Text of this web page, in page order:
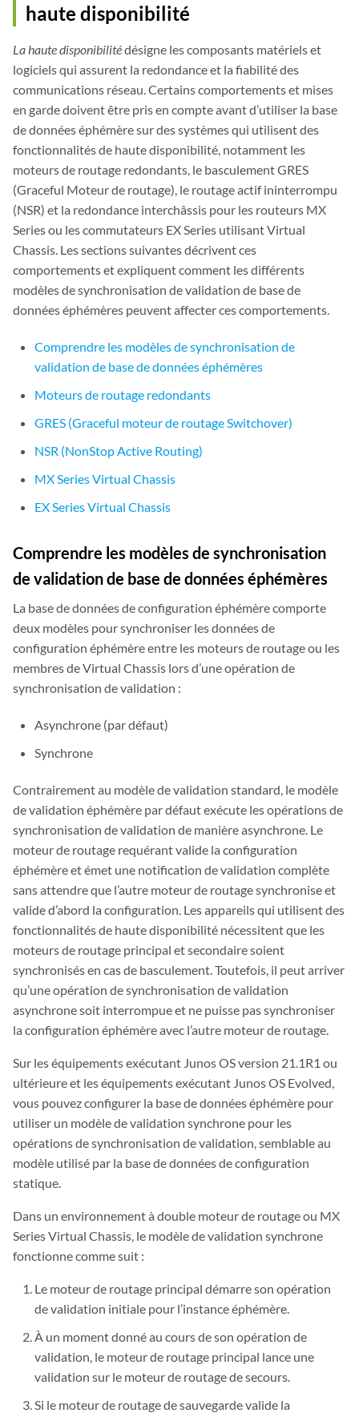
haute disponibilité
La haute disponibilitédésigne les composants matériels et
logiciels qui assurent la redondance et la fiabilité des
communications réseau. Certains comportements et mises
en garde doivent être pris en compte avant d’utiliser la base
de données éphémère sur des systèmes qui utilisent des
fonctionnalités de haute disponibilité, notamment les
moteurs de routage redondants, le basculement GRES
(Graceful Moteur de routage), le routage actif ininterrompu
(NSR) et la redondance interchâssis pour les routeurs MX
Series ou les commutateurs EX Series utilisant Virtual
Chassis. Les sections suivantes décrivent ces
comportements et expliquent comment les différents
modèles de synchronisation de validation de base de
données éphémères peuvent affecter ces comportements.
Comprendre les modèles de synchronisation de
validation de base de données éphémères
Moteurs de routage redondants
GRES (Graceful moteur de routage Switchover)
NSR (NonStop Active Routing)
MX Series Virtual Chassis
EX Series Virtual Chassis
Comprendre les modèles de synchronisation
de validation de base de données éphémères
La base de données de configuration éphémère comporte
deux modèles pour synchroniser les données de
configuration éphémère entre les moteurs de routage ou les
membres de Virtual Chassis lors d’une opération de
synchronisation de validation :
Asynchrone (par défaut)
Synchrone
Contrairement au modèle de validation standard, le modèle
de validation éphémère par défaut exécute les opérations de
synchronisation de validation de manière asynchrone. Le
moteur de routage requérant valide la configuration
éphémère et émet une notification de validation complète
sans attendre que l’autre moteur de routage synchronise et
valide d’abord la configuration. Les appareils qui utilisent des
fonctionnalités de haute disponibilité nécessitent que les
moteurs de routage principal et secondaire soient
synchronisés en cas de basculement. Toutefois, il peut arriver
qu’une opération de synchronisation de validation
asynchrone soit interrompue et ne puisse pas synchroniser
la configuration éphémère avec l’autre moteur de routage.
Sur les équipements exécutant Junos OS version 21.1R1 ou
ultérieure et les équipements exécutant Junos OS Evolved,
vous pouvez configurer la base de données éphémère pour
utiliser un modèle de validation synchrone pour les
opérations de synchronisation de validation, semblable au
modèle utilisé par la base de données de configuration
statique.
Dans un environnement à double moteur de routage ou MX
Series Virtual Chassis, le modèle de validation synchrone
fonctionne comme suit :
Le moteur de routage principal démarre son opération
de validation initiale pour l’instance éphémère.
À un moment donné au cours de son opération de
validation, le moteur de routage principal lance une
validation sur le moteur de routage de secours.
Si le moteur de routage de sauvegarde valide la